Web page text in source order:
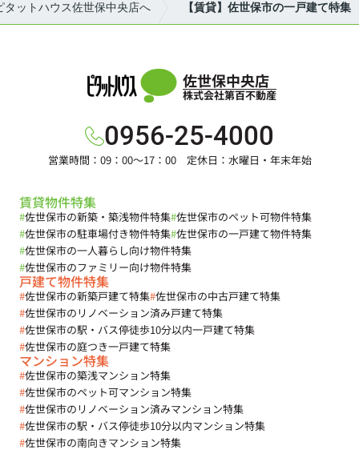
ットハウス佐世保中央店へ 【賃貸】佐世保市の一戸建て特集
佐世保中央店
株式会社第百不動産
0956-25-4000
営業時間：09：00～17：00 定休日：水曜日・年末年始
賃貸物件特集
#佐世保市の新築・築浅物件特集#佐世保市のペット可物件特集
#佐世保市の駐車場付き物件特集#佐世保市の一戸建て物件特集
#佐世保市の一人暮らし向け物件特集
#佐世保市のファミリー向け物件特集
戸建て物件特集
#佐世保市の新築戸建て特集#佐世保市の中古戸建て特集
#佐世保市のリノベーション済み戸建て特集
#佐世保市の駅・バス停徒歩10分以内一戸建て特集
#佐世保市の庭つき一戸建て特集
マンション特集
#佐世保市の築浅マンション特集
#佐世保市のペット可マンション特集
#佐世保市のリノベーション済みマンション特集
#佐世保市の駅・バス停徒歩10分以内マンション特集
#佐世保市の南向きマンション特集